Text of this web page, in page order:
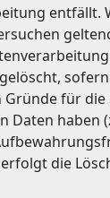
entfällt.
Gründe für
Daten haben
die